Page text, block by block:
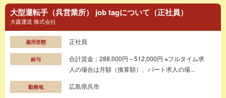
大型運転手（呉営業所） job tagについて（正社員）
大森運送 株式会社
雇用形態 正社員
給与
合計賃金：288,000円～512,000円 ※フルタイム求
人の場合は月額（換算額）、パート求人の場...
勤務地 広島県呉市